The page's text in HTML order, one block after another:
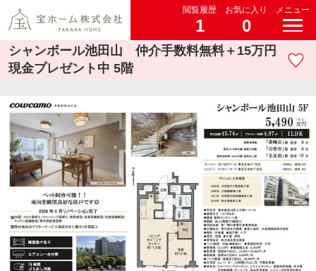
閲覧履歴
1
お気に入り
0
メニュー
シャンボール池田山 仲介手数料無料＋15万円
現金プレゼント中 5階